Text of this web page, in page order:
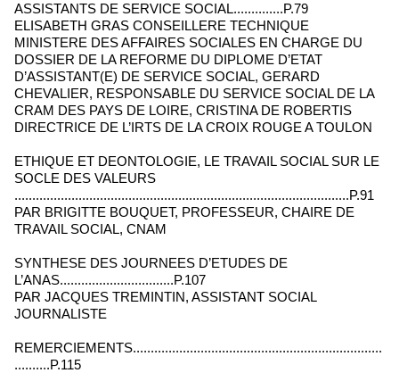
ASSISTANTS DE SERVICE SOCIAL..............P.79
ELISABETH GRAS CONSEILLERE TECHNIQUE
MINISTERE DES AFFAIRES SOCIALES EN CHARGE DU
DOSSIER DE LA REFORME DU DIPLOME D’ETAT
D’ASSISTANT(E) DE SERVICE SOCIAL, GERARD
CHEVALIER, RESPONSABLE DU SERVICE SOCIAL DE LA
CRAM DES PAYS DE LOIRE, CRISTINA DE ROBERTIS
DIRECTRICE DE L’IRTS DE LA CROIX ROUGE A TOULON
ETHIQUE ET DEONTOLOGIE, LE TRAVAIL SOCIAL SUR LE
SOCLE DES VALEURS
..............................................................................................P.91
PAR BRIGITTE BOUQUET, PROFESSEUR, CHAIRE DE
TRAVAIL SOCIAL, CNAM
SYNTHESE DES JOURNEES D’ETUDES DE
L’ANAS................................P.107
PAR JACQUES TREMINTIN, ASSISTANT SOCIAL
JOURNALISTE
REMERCIEMENTS......................................................................
..........P.115